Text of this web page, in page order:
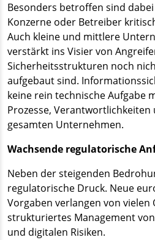
Besonders betroffen sind
Konzerne oder Betreiber
Auch kleine und mittlere
verstärkt ins Visier von
Sicherheitsstrukturen noch
aufgebaut sind.
keine rein technische Aufgabe
Prozesse,
gesamten Unternehmen.
Wachsende regulatorische
Neben der steigenden
regulatorische Druck. Neue
Vorgaben verlangen von vielen
strukturiertes Management
und digitalen Risiken.